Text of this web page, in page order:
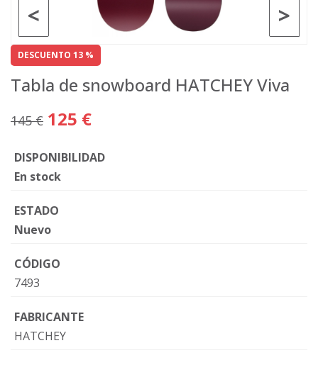
>
<
DESCUENTO 13 %
Tabla de snowboard HATCHEY Viva
145 € 125 €
DISPONIBILIDAD
En stock
ESTADO
Nuevo
CÓDIGO
7493
FABRICANTE
HATCHEY